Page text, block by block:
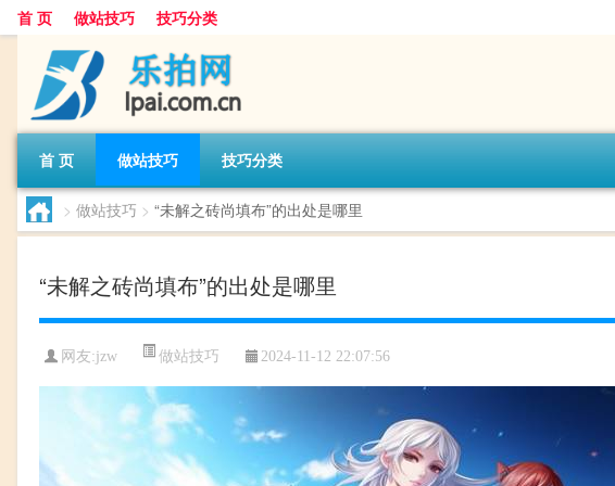
首 页 做站技巧 技巧分类
首 页 做站技巧 技巧分类
> 做站技巧 > “未解之砖尚填布”的出处是哪里
“未解之砖尚填布”的出处是哪里
网友:jzw 做站技巧 2024-11-12 22:07:56